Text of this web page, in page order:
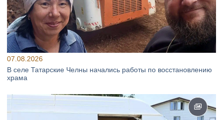
07.08.2026
В селе Татарские Челны начались работы по восстановлению
храма